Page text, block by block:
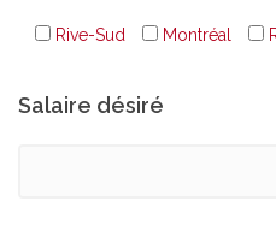
Rive-Sud Montréal
Salaire désiré